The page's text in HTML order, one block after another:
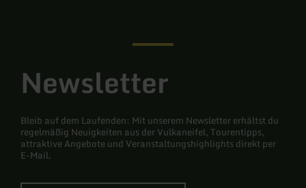
Newsletter
Bleib auf dem Laufenden: Mit unserem Newsletter erhältst du
regelmäßig Neuigkeiten aus der Vulkaneifel, Tourentipps,
attraktive Angebote und Veranstaltungshighlights direkt per
E-Mail.